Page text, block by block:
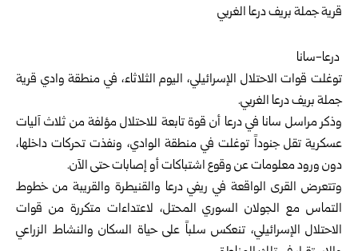
توغلت قوات الاحتلال الإسرائيلي، اليوم الثلاثاء، في منطقة وادي قرية
جملة ‏بريف درعا الغربي.‏
وذكر مراسل سانا في درعا أن قوة تابعة للاحتلال مؤلفة من ثلاث آليات
‏عسكرية تقل جنوداً توغلت في منطقة الوادي، ونفذت تحركات داخلها،
دون ‏ورود معلومات عن وقوع اشتباكات أو إصابات حتى الآن.‏
وتتعرض القرى الواقعة في ريفي درعا والقنيطرة والقريبة من خطوط
‏التماس مع الجولان السوري المحتل، لاعتداءات متكررة من قوات
الاحتلال ‏الإسرائيلي، تنعكس سلباً على حياة السكان والنشاط الزراعي